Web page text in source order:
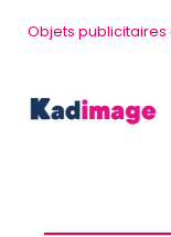
Objets